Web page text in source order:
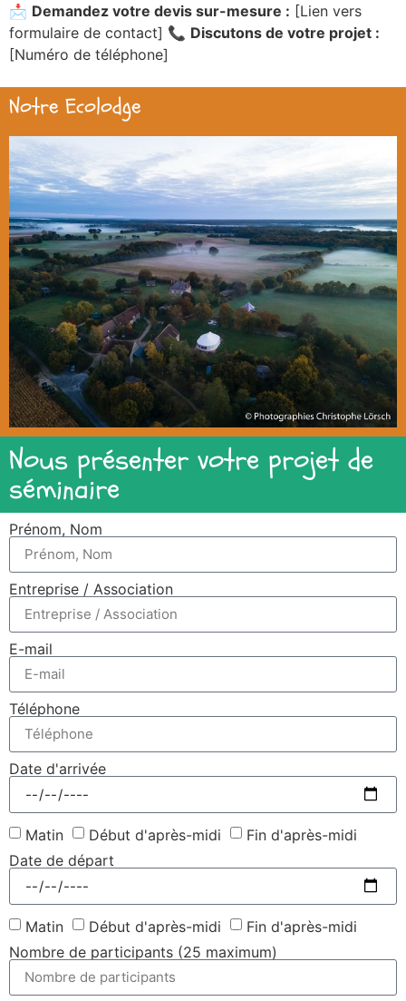
📩 Demandez votre devis sur-mesure : [Lien vers
formulaire de contact] 📞 Discutons de votre projet :
[Numéro de téléphone]
Notre Ecolodge
Nous présenter votre projet de
séminaire
Prénom, Nom
Entreprise / Association
E-mail
Téléphone
Date d'arrivée
Matin Début d'après-midi
Fin d'après-midi
Date de départ
Matin Début d'après-midi
Fin d'après-midi
Nombre de participants (25 maximum)